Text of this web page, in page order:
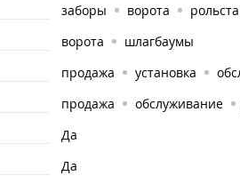
заборы ворота
ворота
шлагбаумы
продажа установка
продажа обслуживание
Да
Да